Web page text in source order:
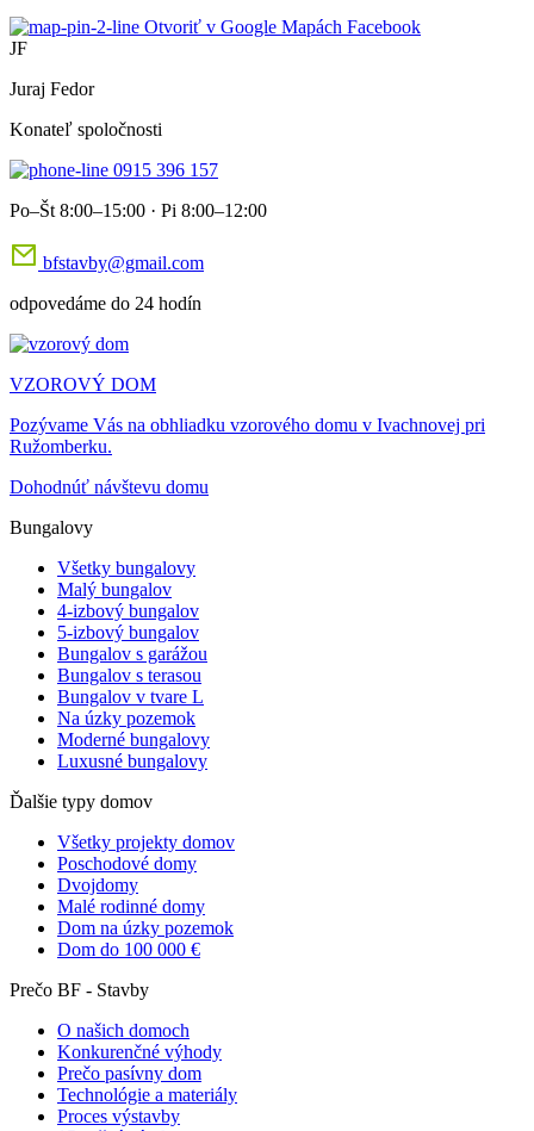
Otvoriť v Google Mapách Facebook
JF
Juraj Fedor
Konateľ spoločnosti
0915 396 157
Po–Št 8:00–15:00 · Pi 8:00–12:00
bfstavby@gmail.com
odpovedáme do 24 hodín
VZOROVÝ DOM
Pozývame Vás na obhliadku vzorového domu v Ivachnovej pri
Ružomberku.
Dohodnúť návštevu domu
Bungalovy
Všetky bungalovy
Malý bungalov
4-izbový bungalov
5-izbový bungalov
Bungalov s garážou
Bungalov s terasou
Bungalov v tvare L
Na úzky pozemok
Moderné bungalovy
Luxusné bungalovy
Ďalšie typy domov
Všetky projekty domov
Poschodové domy
Dvojdomy
Malé rodinné domy
Dom na úzky pozemok
Dom do 100 000 €
Prečo BF - Stavby
O našich domoch
Konkurenčné výhody
Prečo pasívny dom
Technológie a materiály
Proces výstavby